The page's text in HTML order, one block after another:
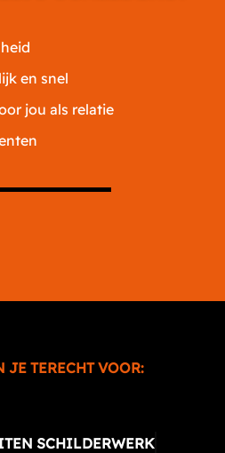
en snel
jou als relatie
TERECHT VOOR:
SCHILDERWERK